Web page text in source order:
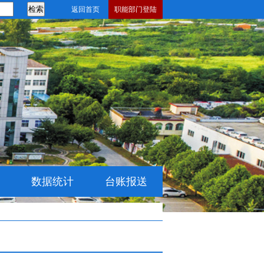
返回首页 职能部门登陆
数据统计 台账报送